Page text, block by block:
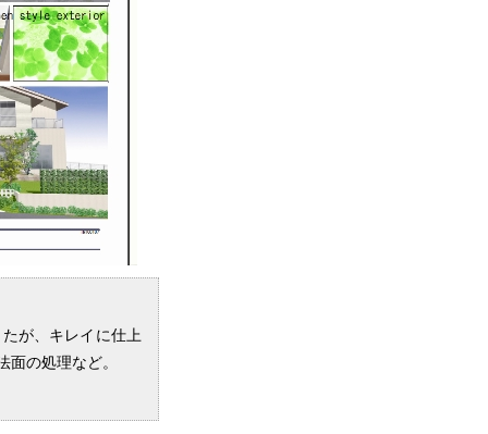
が、キレイに仕上
の処理など。